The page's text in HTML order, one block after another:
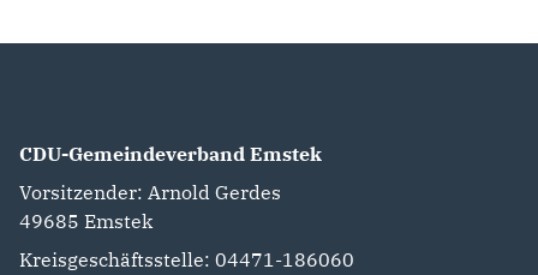
CDU-Gemeindeverband Emstek
Vorsitzender: Arnold Gerdes
49685 Emstek
Kreisgeschäftsstelle: 04471-186060